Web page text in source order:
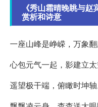
《秀山霜晴晚眺与赵
赏析和诗意
一座山峰是峥嵘，万象翻
心包元气一起，影建立太
遥望极干端，俯瞰时坤轴